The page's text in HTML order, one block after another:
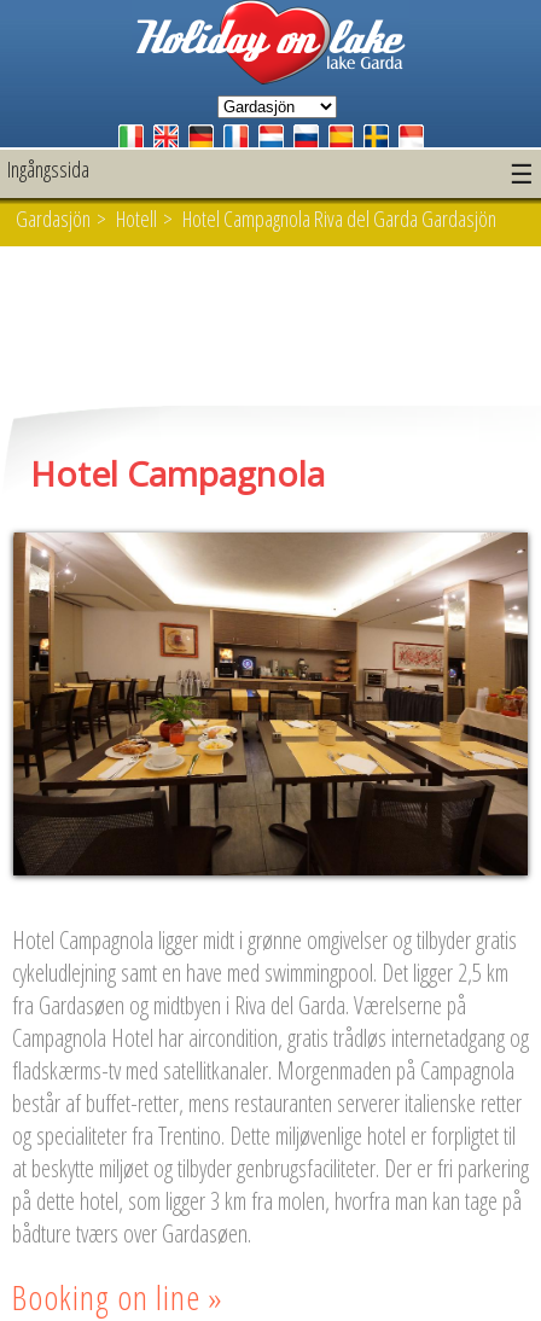
Ingångssida ☰
Gardasjön > Hotell > Hotel Campagnola Riva del Garda Gardasjön
Hotel Campagnola
Hotel Campagnola ligger midt i grønne omgivelser og tilbyder gratis
cykeludlejning samt en have med swimmingpool. Det ligger 2,5 km
fra Gardasøen og midtbyen i Riva del Garda. Værelserne på
Campagnola Hotel har aircondition, gratis trådløs internetadgang og
fladskærms-tv med satellitkanaler. Morgenmaden på Campagnola
består af buffet-retter, mens restauranten serverer italienske retter
og specialiteter fra Trentino. Dette miljøvenlige hotel er forpligtet til
at beskytte miljøet og tilbyder genbrugsfaciliteter. Der er fri parkering
på dette hotel, som ligger 3 km fra molen, hvorfra man kan tage på
bådture tværs over Gardasøen.
Booking on line »